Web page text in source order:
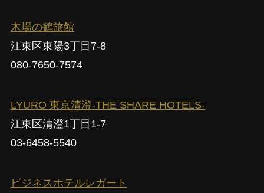
木場の鶴旅館
江東区東陽3丁目7-8
080-7650-7574
LYURO 東京清澄-THE SHARE HOTELS-
江東区清澄1丁目1-7
03-6458-5540
ビジネスホテルレガート